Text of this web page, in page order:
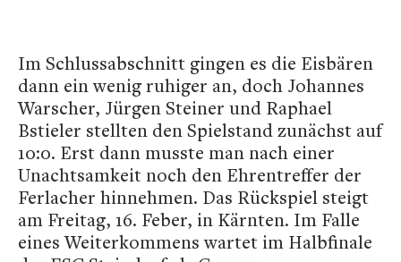
Im Schlussabschnitt gingen es die Eisbären
dann ein wenig ruhiger an, doch Johannes
Warscher, Jürgen Steiner und Raphael
Bstieler stellten den Spielstand zunächst auf
10:0. Erst dann musste man nach einer
Unachtsamkeit noch den Ehrentreffer der
Ferlacher hinnehmen. Das Rückspiel steigt
am Freitag, 16. Feber, in Kärnten. Im Falle
eines Weiterkommens wartet im Halbfinale